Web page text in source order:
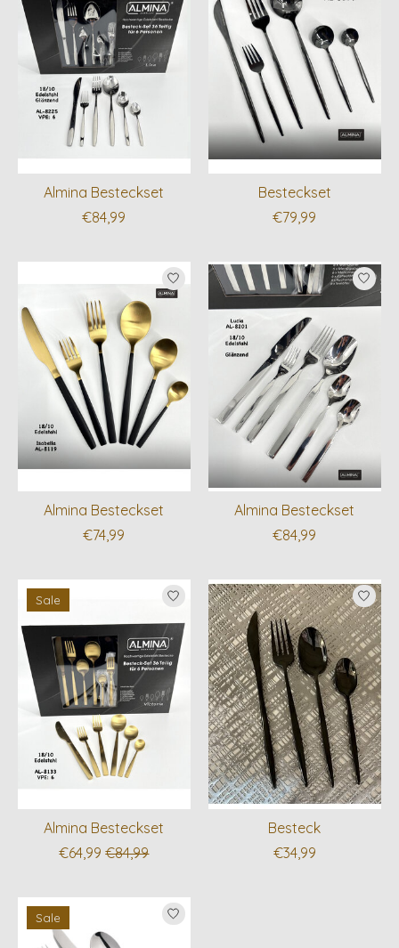
Almina Besteckset
€84,99
Besteckset
€79,99
Almina Besteckset
€74,99
Almina Besteckset
€84,99
Sale
Almina Besteckset
€64,99 €84,99
Besteck
€34,99
Sale